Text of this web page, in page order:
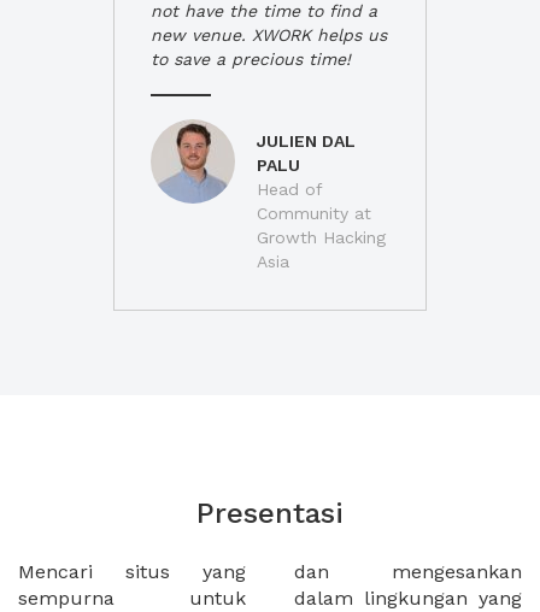
not have the time to find a
new venue. XWORK helps us
to save a precious time!
JULIEN DAL
PALU
Head of
Community at
Growth Hacking
Asia
Presentasi
Mencari situs yang
sempurna untuk
dan mengesankan
dalam lingkungan yang